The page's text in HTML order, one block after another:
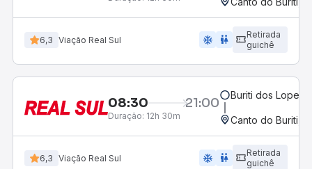
6,3 Viação Real Sul ac_unit wc
Retirada
guichê
08:30 21:00
Duração: 12h 30m
Buriti dos Lopes,
Canto do Buriti,
6,3 Viação Real Sul ac_unit wc
Retirada
guichê